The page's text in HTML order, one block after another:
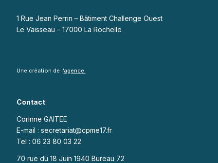
1 Rue Jean Perrin – Bâtiment Challenge Ouest
Le Vaisseau – 17000 La Rochelle
Une création de l’agence
Contact
Corinne GAITEE
E-mail : secretariat@cpme17.fr
Tel : 06 23 80 03 22
70 rue du 18 Juin 1940 Bureau 72